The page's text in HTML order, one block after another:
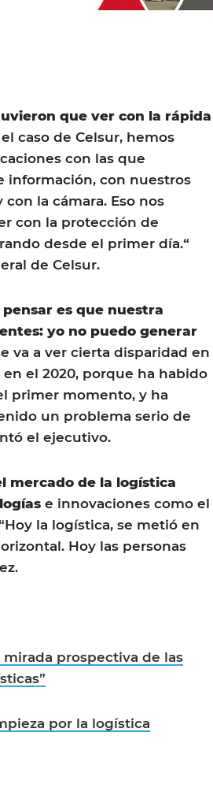
que ver con la rápida
el caso de Celsur, hemos
con las que
información, con nuestros
la cámara. Eso nos
con la protección de
desde el primer día.“
de Celsur.
es que nuestra
yo no puedo generar
va a ver cierta disparidad en
el 2020, porque ha habido
primer momento, y ha
un problema serio de
el ejecutivo.
mercado de la logística
e innovaciones como el
la logística, se metió en
Hoy las personas
mirada prospectiva de las
por la logística